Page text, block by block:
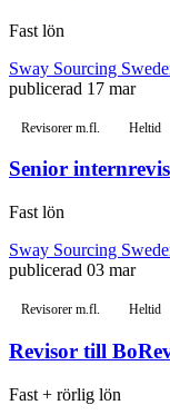
Fast lön
Sway Sourcing
publicerad 17 mar
Revisorer m.fl. Heltid
Senior
Fast lön
Sway Sourcing
publicerad 03 mar
Revisorer m.fl. Heltid
Revisor till
Fast + rörlig lön